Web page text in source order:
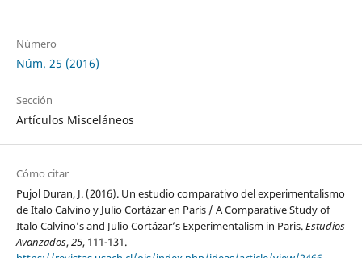
Número
Núm. 25 (2016)
Sección
Artículos Misceláneos
Cómo citar
Pujol Duran, J. (2016). Un estudio comparativo del experimentalismo
de Italo Calvino y Julio Cortázar en París / A Comparative Study of
Italo Calvino’s and Julio Cortázar’s Experimentalism in Paris.Estudios
Avanzados,25, 111-131.